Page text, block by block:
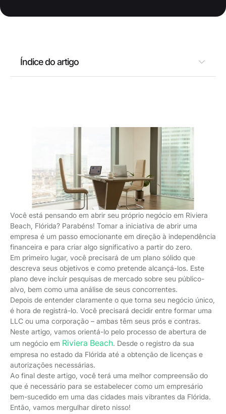
Índice do artigo
Você está pensando em abrir seu próprio negócio em Riviera
Beach, Flórida? Parabéns! Tomar a iniciativa de abrir uma
empresa é um passo emocionante em direção à independência
financeira e para criar algo significativo a partir do zero.
Em primeiro lugar, você precisará de um plano sólido que
descreva seus objetivos e como pretende alcançá-los. Este
plano deve incluir pesquisas de mercado sobre seu público-
alvo, bem como uma análise de seus concorrentes.
Depois de entender claramente o que torna seu negócio único,
é hora de registrá-lo. Você precisará decidir entre formar uma
LLC ou uma corporação – ambas têm seus prós e contras.
Neste artigo, vamos orientá-lo pelo processo de abertura de
um negócio em Riviera Beach. Desde o registro da sua
empresa no estado da Flórida até a obtenção de licenças e
autorizações necessárias.
Ao final deste artigo, você terá uma melhor compreensão do
que é necessário para se estabelecer como um empresário
bem-sucedido em uma das cidades mais vibrantes da Flórida.
Então, vamos mergulhar direto nisso!